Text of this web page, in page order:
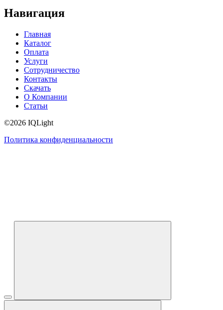
Навигация
Главная
Каталог
Оплата
Услуги
Сотрудничество
Контакты
Скачать
О Компании
Статьи
©2026 IQLight
Политика конфиденциальности